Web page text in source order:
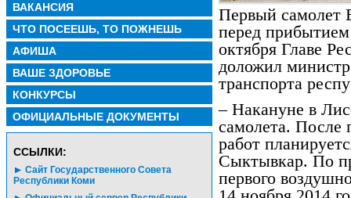
ВАКАНСИЯ
ЧТО ПОСЕЕШЬ, ТО ПОЖНЕШЬ
АФИША
ВАШЕ ЗДОРОВЬЕ
КОНКУРСЫ
ОФИЦИАЛЬНЫЕ ДОКУМЕНТЫ
CСЫЛКИ:
Сайт Государственного Совета
Республики Коми
Первый самолет
перед
октября Главе
доложил
транспорта
– Накануне в
самолета. После
работ
Сыктывкар. По
первого